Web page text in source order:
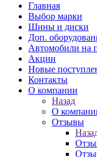
Главная
Выбор марки
Шины и диски
Доп.
Автомобили на
Акции
Новые
Контакты
О компании
Назад
О
Отзывы